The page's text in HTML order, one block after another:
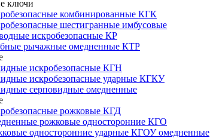
ключи
комбинированные КГК
шестигранные имбусовые
искробезопасные КР
рычажные омедненные КТР
искробезопасные КГН
искробезопасные ударные КГКУ
серповидные омедненные
рожковые КГД
рожковые односторонние КГО
односторонние ударные КГОУ омедненные